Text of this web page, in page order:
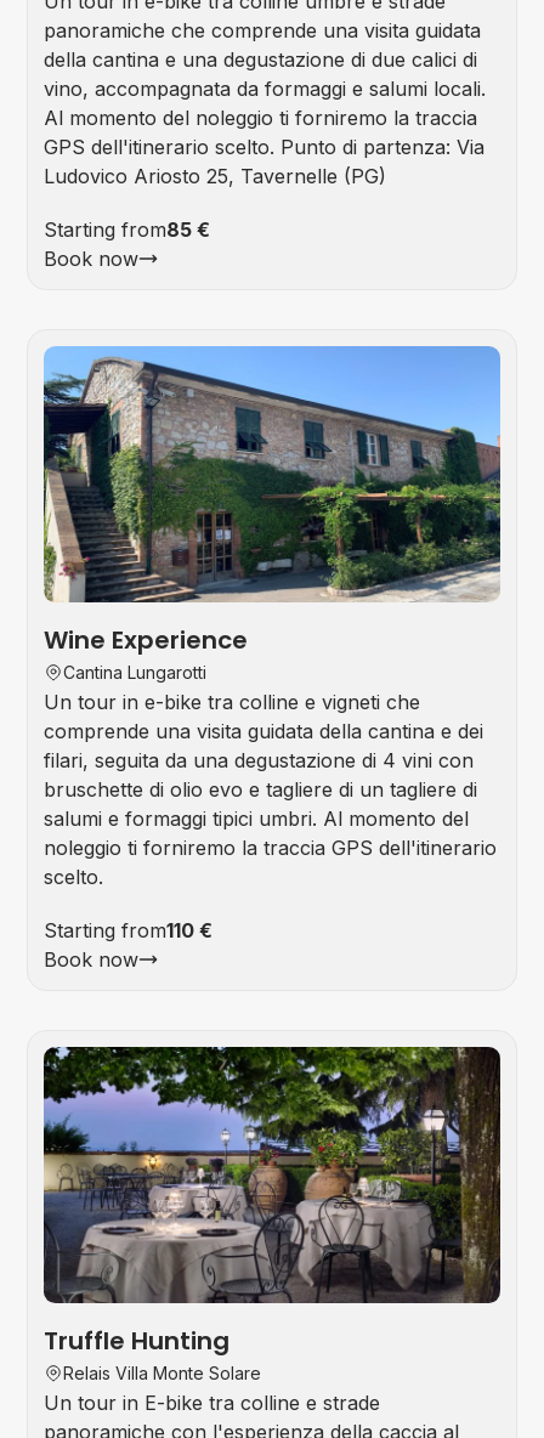
panoramiche che comprende una visita guidata
della cantina e una degustazione di due calici di
vino, accompagnata da formaggi e salumi locali.
Al momento del noleggio ti forniremo la traccia
GPS dell'itinerario scelto. Punto di partenza: Via
Ludovico Ariosto 25, Tavernelle (PG)
Starting from85 €
Book now
Wine Experience
Cantina Lungarotti
Un tour in e-bike tra colline e vigneti che
comprende una visita guidata della cantina e dei
filari, seguita da una degustazione di 4 vini con
bruschette di olio evo e tagliere di un tagliere di
salumi e formaggi tipici umbri. Al momento del
noleggio ti forniremo la traccia GPS dell'itinerario
scelto.
Starting from110 €
Book now
Truffle Hunting
Relais Villa Monte Solare
Un tour in E-bike tra colline e strade
panoramiche con l'esperienza della caccia al